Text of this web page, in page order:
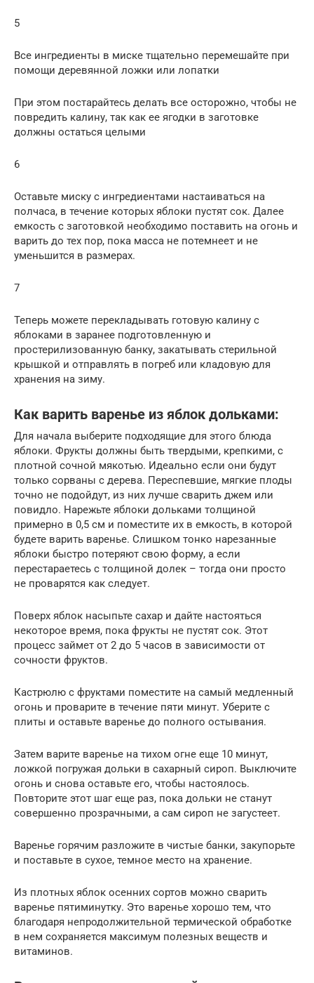
5
Все ингредиенты в миске тщательно перемешайте при
помощи деревянной ложки или лопатки
При этом постарайтесь делать все осторожно, чтобы не
повредить калину, так как ее ягодки в заготовке
должны остаться целыми
6
Оставьте миску с ингредиентами настаиваться на
полчаса, в течение которых яблоки пустят сок. Далее
емкость с заготовкой необходимо поставить на огонь и
варить до тех пор, пока масса не потемнеет и не
уменьшится в размерах.
7
Теперь можете перекладывать готовую калину с
яблоками в заранее подготовленную и
простерилизованную банку, закатывать стерильной
крышкой и отправлять в погреб или кладовую для
хранения на зиму.
Как варить варенье из яблок дольками:
Для начала выберите подходящие для этого блюда
яблоки. Фрукты должны быть твердыми, крепкими, с
плотной сочной мякотью. Идеально если они будут
только сорваны с дерева. Переспевшие, мягкие плоды
точно не подойдут, из них лучше сварить джем или
повидло. Нарежьте яблоки дольками толщиной
примерно в 0,5 см и поместите их в емкость, в которой
будете варить варенье. Слишком тонко нарезанные
яблоки быстро потеряют свою форму, а если
перестараетесь с толщиной долек – тогда они просто
не проварятся как следует.
Поверх яблок насыпьте сахар и дайте настояться
некоторое время, пока фрукты не пустят сок. Этот
процесс займет от 2 до 5 часов в зависимости от
сочности фруктов.
Кастрюлю с фруктами поместите на самый медленный
огонь и проварите в течение пяти минут. Уберите с
плиты и оставьте варенье до полного остывания.
Затем варите варенье на тихом огне еще 10 минут,
ложкой погружая дольки в сахарный сироп. Выключите
огонь и снова оставьте его, чтобы настоялось.
Повторите этот шаг еще раз, пока дольки не станут
совершенно прозрачными, а сам сироп не загустеет.
Варенье горячим разложите в чистые банки, закупорьте
и поставьте в сухое, темное место на хранение.
Из плотных яблок осенних сортов можно сварить
варенье пятиминутку. Это варенье хорошо тем, что
благодаря непродолжительной термической обработке
в нем сохраняется максимум полезных веществ и
витаминов.